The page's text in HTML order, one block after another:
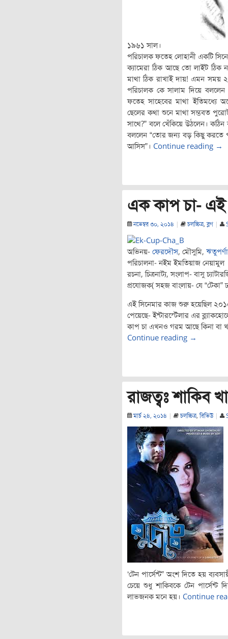
১৯৬১ সাল।
পরিচালক ফতেহ লোহানী একটি
ক্যামেরা ঠিক আছে তো লাইট ঠিক
মাথা ঠিক রাখাই দায়! এমন সময়
পরিচালক কে সালাম দিয়ে
ফতেহ সাহেবের মাথা ইতিমধ্যে
ছেলের কথা শুনে মাথা সম্ভবত
সাথে?” বলে খেঁকিয়ে উঠলেন।
বললেন “তোর জন্য বড় কিছু করতে
আসিস”। Continue reading →
এক কাপ চা- এই
নভেম্বর ৩০, ২০১৪ | চলচ্চিত্র,ব্লগ |
অভিনয়- ফেরদৌস, মৌসুমি,
পরিচালনা- নইম ইমতিয়াজ নেয়ামুল
রচনা, চিত্রনাট্য, সংলাপ- বাসু
প্রযোজক( সহজ বাংলায়- যে “টেকা”
এই সিনেমার কাজ শুরু হয়েছিল
পেয়েছে- ইন্টারস্টেলার এর
কাপ চা এখনও গরম আছে কিনা বা
Continue reading →
রাজত্বঃ শাকিব
মার্চ ২৪, ২০১৪ | চলচ্চিত্র,রিভিউ |
‘টেন পার্সেন্ট” অংশ দিতে হয়
চেয়ে শুধু শাকিবকে টেন পার্সেন্ট
লাভজনক মনে হয়। Continue